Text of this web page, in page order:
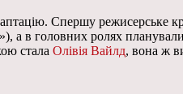
Спершу режисерське
а в головних ролях планували
стала Олівія Вайлд, вона ж